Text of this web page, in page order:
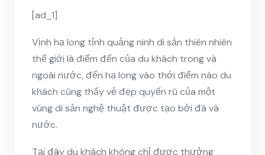
[ad_1]
Vịnh hạ long tỉnh quảng ninh di sản thiên nhiên
thế giới là điểm đến của du khách trong và
ngoài nước, đến hạ long vào thới điểm nào du
khách cũng thấy vẻ đẹp quyến rũ của một
vúng di sản nghệ thuật được tạo bởi đá và
nước.
Tại đây du khách không chỉ được thưởng